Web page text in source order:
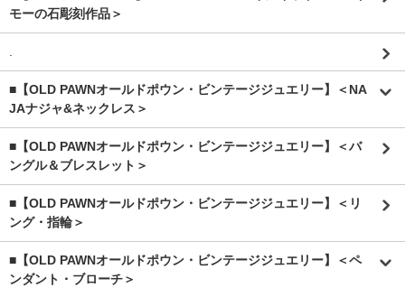
モーの石彫刻作品＞
.
■【OLD PAWNオールドポウン・ビンテージジュエリー】＜NA
JAナジャ&ネックレス＞
■【OLD PAWNオールドポウン・ビンテージジュエリー】＜バ
ングル＆ブレスレット＞
■【OLD PAWNオールドポウン・ビンテージジュエリー】＜リ
ング・指輪＞
■【OLD PAWNオールドポウン・ビンテージジュエリー】＜ペ
ンダント・ブローチ＞